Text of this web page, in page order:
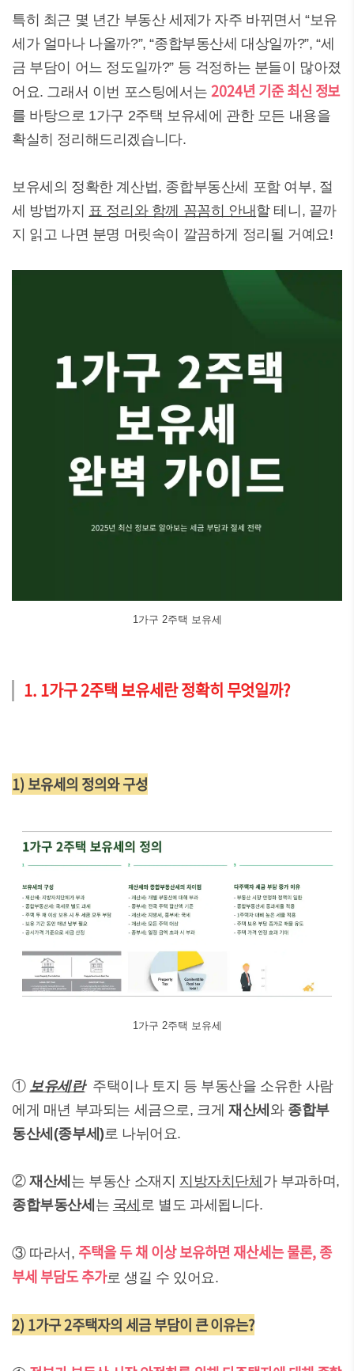
특히 최근 몇 년간 부동산 세제가 자주 바뀌면서 “보유
세가 얼마나 나올까?”, “종합부동산세 대상일까?”, “세
금 부담이 어느 정도일까?” 등 걱정하는 분들이 많아졌
어요. 그래서 이번 포스팅에서는 2024년 기준 최신 정보
를 바탕으로 1가구 2주택 보유세에 관한 모든 내용을
확실히 정리해드리겠습니다.
보유세의 정확한 계산법, 종합부동산세 포함 여부, 절
세 방법까지 표 정리와 함께 꼼꼼히 안내 할 테니, 끝까
지 읽고 나면 분명 머릿속이 깔끔하게 정리될 거예요!
1가구 2주택 보유세
1. 1가구 2주택 보유세란 정확히 무엇일까?
1) 보유세의 정의와 구성
1가구 2주택 보유세
① 보유세란 주택이나 토지 등 부동산을 소유한 사람
에게 매년 부과되는 세금으로, 크게 재산세 와 종합부
동산세(종부세)로 나뉘어요.
②재산세 는 부동산 소재지 지방자치단체 가 부과하며,
종합부동산세 는 국세 로 별도 과세됩니다.
③ 따라서, 주택을 두 채 이상 보유하면 재산세는 물론, 종
부세 부담도 추가로 생길 수 있어요.
2) 1가구 2주택자의 세금 부담이 큰 이유는?